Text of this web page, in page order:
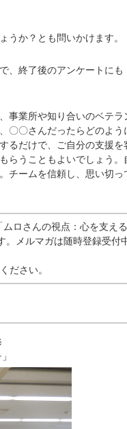
か？とも問いかけます。
、終了後のアンケートにも
事業所や知り合いのベテラ
〇〇さんだったらどのよう
るだけで、ご自分の支援を
らうこともよいでしょう。
チームを信頼し、思い切っ
ロさんの視点：心を支え
。メルマガは随時登録受付
ださい。